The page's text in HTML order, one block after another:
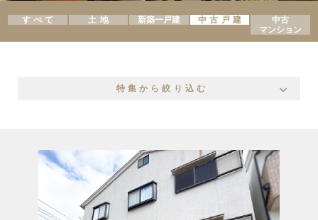
すべて 土地 新築一戸建 中古戸建
中古
マンション
特集から絞り込む